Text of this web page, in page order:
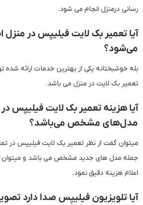
رسانی درمنزل انجام می شود.
آیا تعمیر بک لایت فیلیپس در منزل
می‌شود؟
بله خوشبختانه یکی از بهترین خدمات ارائه شده
تعمیر بک لایت در منزل می باشد.
آیا هزینه تعمیر بک لایت فیلیپس
مدل‌های مشخص می‌باشد؟
میتوان گفت از نظر تعمیر بک لایت فیلیپس در
جمله مدل های جدید مشخص می باشد و میتوان
اعلام هزینه دقیق نمود.
آیا تلویزیون فیلیپس صدا دارد